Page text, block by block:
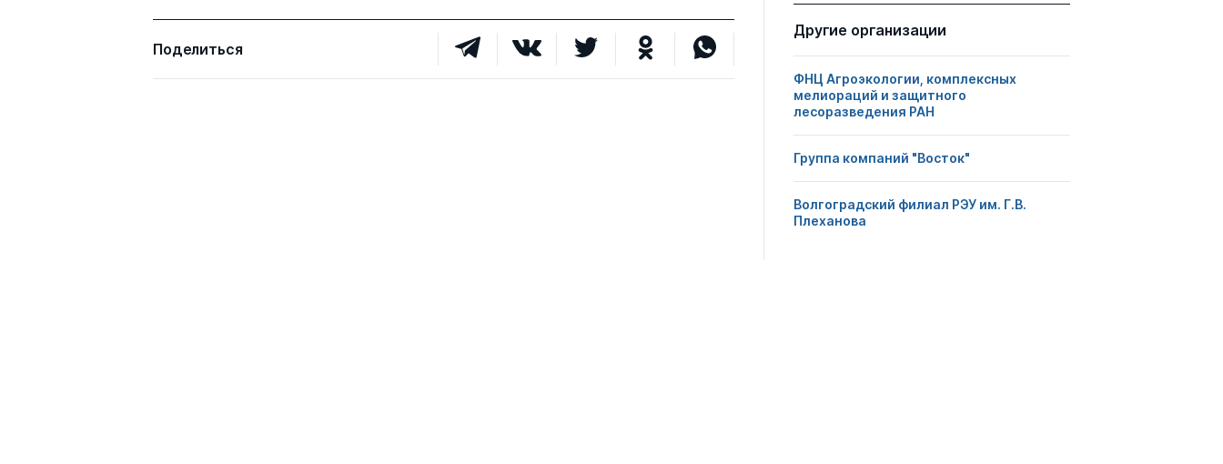
Всего 2
Поделиться
Другие организации
ФНЦ Агроэкологии, комплексных
мелиораций и защитного
лесоразведения РАН
Группа компаний "Восток"
Волгоградский филиал РЭУ им. Г.В.
Плеханова